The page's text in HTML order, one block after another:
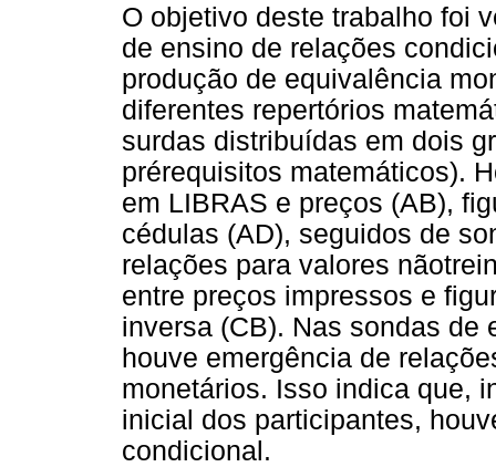
O objetivo deste trabalho foi
de ensino de relações
produção de equivalência
diferentes repertórios
surdas distribuídas em dois
prérequisitos matemáticos).
em LIBRAS e preços (AB),
cédulas (AD), seguidos de
relações para valores
entre preços impressos e
inversa (CB). Nas sondas de
houve emergência de
monetários. Isso indica que,
inicial dos participantes,
condicional.